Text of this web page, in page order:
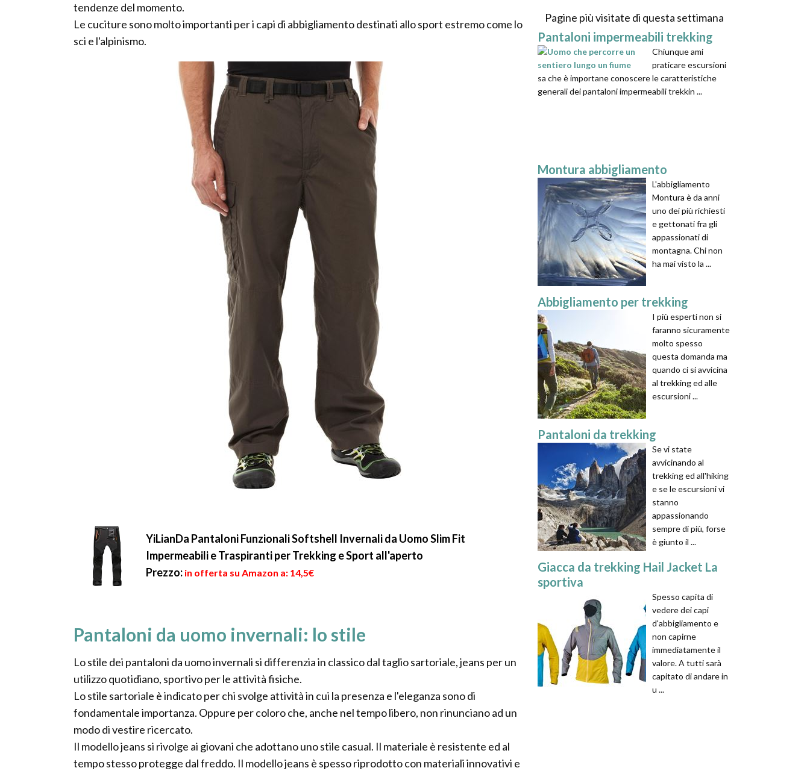
tendenze del momento.
Le cuciture sono molto importanti per i capi di abbigliamento destinati allo sport estremo come lo
sci e l'alpinismo.
YiLianDa Pantaloni Funzionali Softshell Invernali da Uomo Slim Fit
Impermeabili e Traspiranti per Trekking e Sport all'aperto
Prezzo: in offerta su Amazon a: 14,5€
Pantaloni da uomo invernali: lo stile
Lo stile dei pantaloni da uomo invernali si differenzia in classico dal taglio sartoriale, jeans per un
utilizzo quotidiano, sportivo per le attività fisiche.
Lo stile sartoriale è indicato per chi svolge attività in cui la presenza e l'eleganza sono di
fondamentale importanza. Oppure per coloro che, anche nel tempo libero, non rinunciano ad un
modo di vestire ricercato.
Il modello jeans si rivolge ai giovani che adottano uno stile casual. Il materiale è resistente ed al
tempo stesso protegge dal freddo. Il modello jeans è spesso riprodotto con materiali innovativi e
Pagine più visitate di questa settimana
Pantaloni impermeabili trekking
Chiunque ami
praticare escursioni
sa che è importane conoscere le caratteristiche
generali dei pantaloni impermeabili trekkin ...
Montura abbigliamento
L'abbigliamento
Montura è da anni
uno dei più richiesti
e gettonati fra gli
appassionati di
montagna. Chi non
ha mai visto la ...
Abbigliamento per trekking
I più esperti non si
faranno sicuramente
molto spesso
questa domanda ma
quando ci si avvicina
al trekking ed alle
escursioni ...
Pantaloni da trekking
Se vi state
avvicinando al
trekking ed all'hiking
e se le escursioni vi
stanno
appassionando
sempre di più, forse
è giunto il ...
Giacca da trekking Hail Jacket La
sportiva
Spesso capita di
vedere dei capi
d'abbigliamento e
non capirne
immediatamente il
valore. A tutti sarà
capitato di andare in
u ...